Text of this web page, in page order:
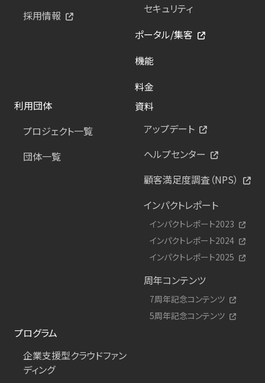
採用情報
セキュリティ
ポータル/集客
機能
料金
利用団体
プロジェクト一覧
団体一覧
資料
アップデート
ヘルプセンター
顧客満足度調査（NPS）
インパクトレポート
インパクトレポート2023
インパクトレポート2024
インパクトレポート2025
周年コンテンツ
7周年記念コンテンツ
5周年記念コンテンツ
プログラム
企業支援型クラウドファン
ディング